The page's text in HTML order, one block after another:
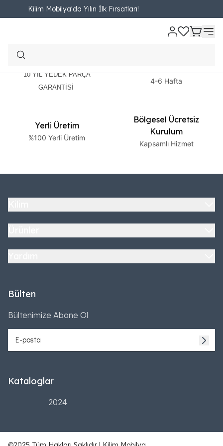
Kilim Mobilya'da Yılın İlk Fırsatları!
10 YIL YEDEK PARÇA
GARANTİSİ
4-6 Hafta
Yerli Üretim
%100 Yerli Üretim
Bölgesel Ücretsiz
Kurulum
Kapsamlı Hizmet
Kataloglar
2024
Bülten
Bültenimize Abone Ol